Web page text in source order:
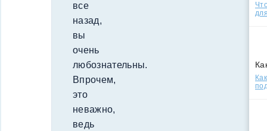
все
назад,
вы
очень
любознательны.
Впрочем,
это
неважно,
ведь